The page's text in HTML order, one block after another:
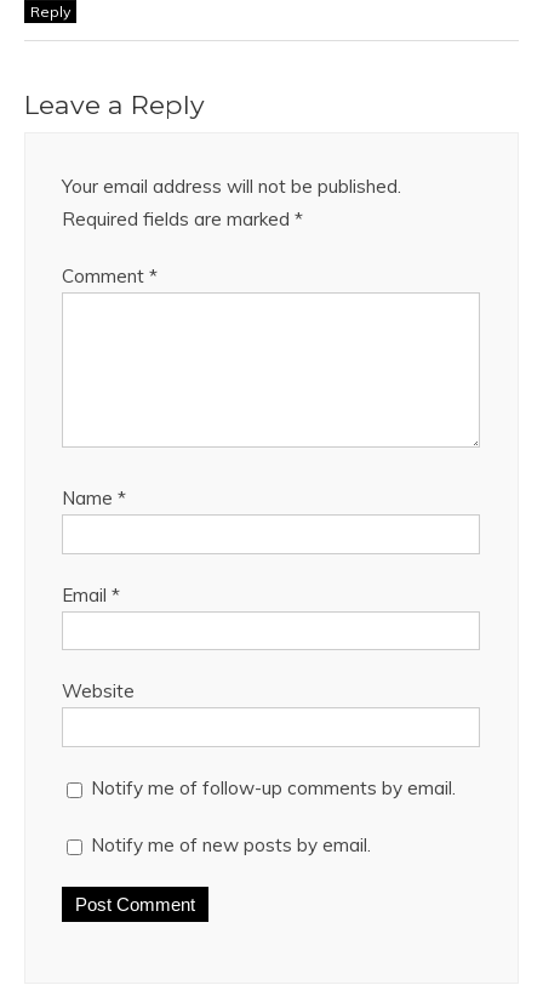
Reply
Leave a Reply
Your email address will not be published.
Required fields are marked *
Comment *
Name *
Email *
Website
Notify me of follow-up comments by email.
Notify me of new posts by email.